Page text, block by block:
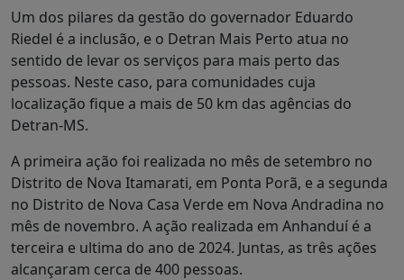
Um dos pilares da gestão do governador Eduardo
Riedel é a inclusão, e o Detran Mais Perto atua no
sentido de levar os serviços para mais perto das
pessoas. Neste caso, para comunidades cuja
localização fique a mais de 50 km das agências do
Detran-MS.
A primeira ação foi realizada no mês de setembro no
Distrito de Nova Itamarati, em Ponta Porã, e a segunda
no Distrito de Nova Casa Verde em Nova Andradina no
mês de novembro. A ação realizada em Anhanduí é a
terceira e ultima do ano de 2024. Juntas, as três ações
alcançaram cerca de 400 pessoas.